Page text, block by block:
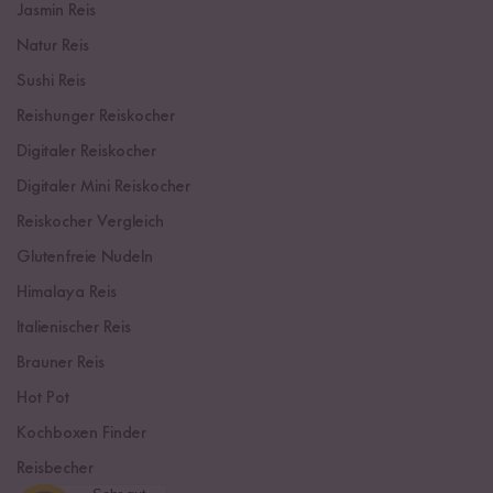
Jasmin Reis
Natur Reis
Sushi Reis
Reishunger Reiskocher
Digitaler Reiskocher
Digitaler Mini Reiskocher
Reiskocher Vergleich
Glutenfreie Nudeln
Himalaya Reis
Italienischer Reis
Brauner Reis
Hot Pot
Kochboxen Finder
Reisbecher